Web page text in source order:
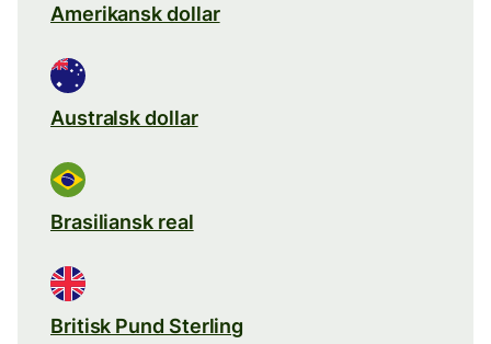
Amerikansk dollar
Australsk dollar
Brasiliansk real
Britisk Pund Sterling